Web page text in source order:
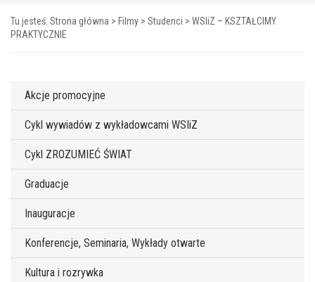
Tu jesteś: Strona główna > Filmy > Studenci > WSIiZ – KSZTAŁCIMY
PRAKTYCZNIE
Akcje promocyjne
Cykl wywiadów z wykładowcami WSIiZ
Cykl ZROZUMIEĆ ŚWIAT
Graduacje
Inauguracje
Konferencje, Seminaria, Wykłady otwarte
Kultura i rozrywka